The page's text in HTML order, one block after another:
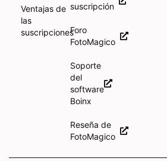
Ventajas de
las
suscripciones
suscripción
Foro
FotoMagico
Soporte
del
software
Boinx
Reseña de
FotoMagico